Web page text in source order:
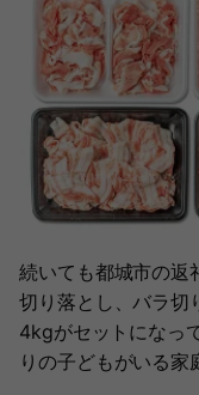
続いても都城市の返
切り落とし、バラ切
4kgがセットになっ
りの子どもがいる家